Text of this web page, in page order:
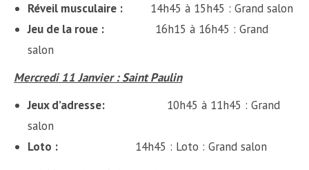
Réveil musculaire : 14h45 à 15h45 : Grand salon
Jeu de la roue :
16h15 à 16h45 : Grand
salon
Mercredi 11 Janvier : Saint Paulin
Jeux d’adresse: 10h45 à 11h45 : Grand
salon
Loto : 14h45 : Loto : Grand salon